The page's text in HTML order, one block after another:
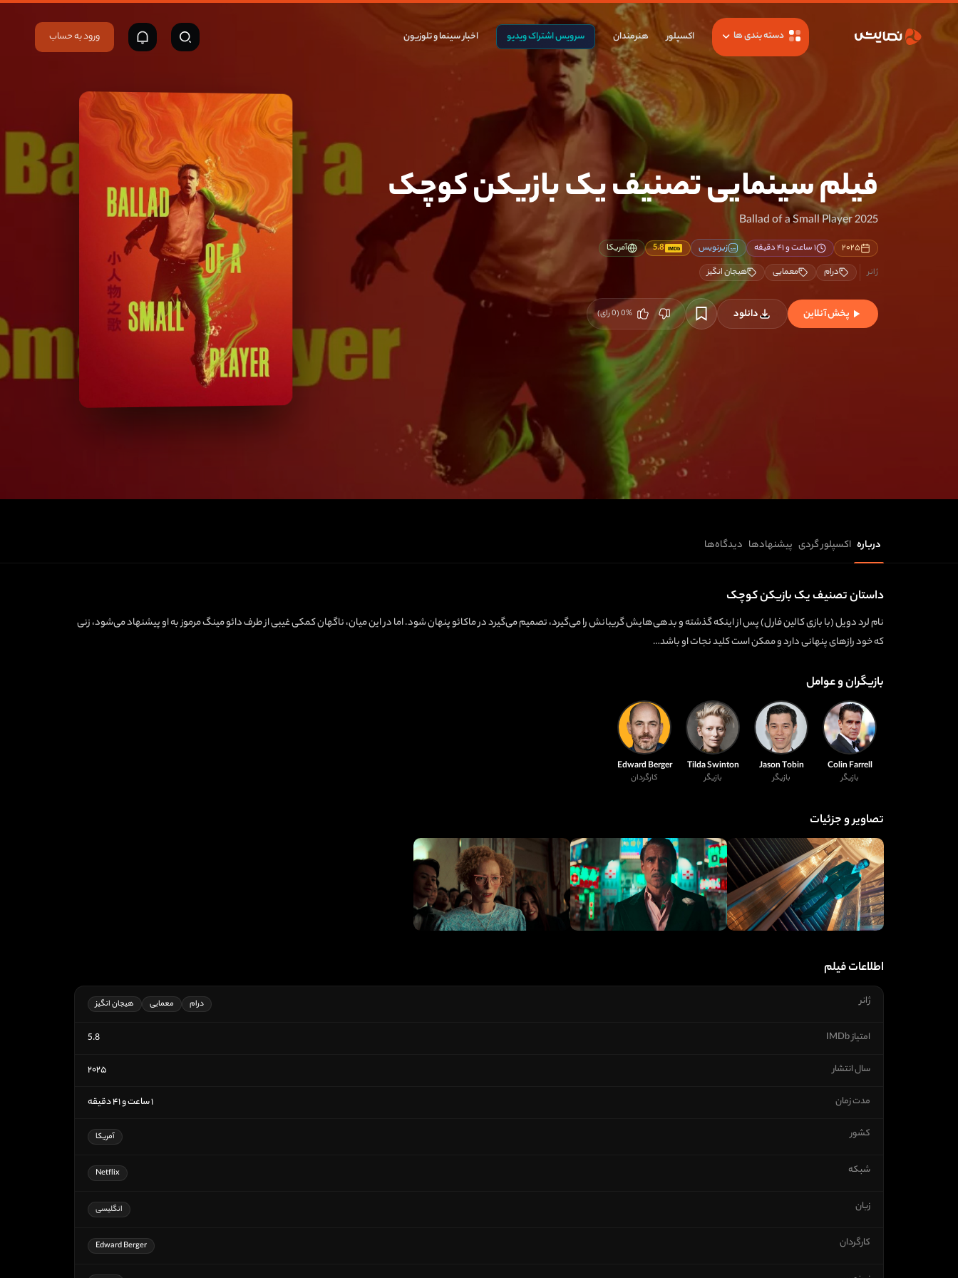
دسته بندی ها اکسپلور هنرمندان سرویس اشتراک ویدیو اخبار سینما و تلوزیون ورود به حساب
فیلم سینمایی تصنیف یک بازیکن کوچک
Ballad of a Small Player 2025
۲۰۲۵ ۱ ساعت و ۴۱ دقیقه زیرنویس IMDb
5.8
آمریکا
درام
معمایی هیجان انگیز
پخش آنلاین دانلود 0%
(
0رای)
درباره اکسپلور گردی پیشنهادها دیدگاه‌ها
داستان تصنیف یک بازیکن کوچک
نام لرد دویل (با بازی کالین فارل) پس از اینکه گذشته و بدهی‌هایش گریبانش را می‌گیرد، تصمیم می‌گیرد در ماکائو پنهان شود. اما در این میان، ناگهان کمکی غیبی از طرف دائو مینگ مرموز به او پیشنهاد می‌شود، زنی
که خود رازهای پنهانی دارد و ممکن است کلید نجات او باشد…
بازیگران و عوامل
Colin Farrell
بازیگر
Jason Tobin
بازیگر
Tilda Swinton
بازیگر
Edward Berger
کارگردان
تصاویر و جزئیات
اطلاعات فیلم
ژانر درام معمایی هیجان انگیز
امتیاز IMDb 5.8
سال انتشار ۲۰۲۵
مدت زمان ۱ ساعت و ۴۱ دقیقه
کشور آمریکا
شبکه Netflix
زبان انگلیسی
کارگردان Edward Berger